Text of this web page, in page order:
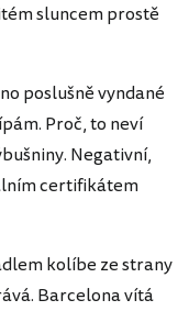
sluncem prostě
poslušně vyndané
Proč, to neví
Negativní,
certifikátem
kolíbe ze strany
Barcelona vítá